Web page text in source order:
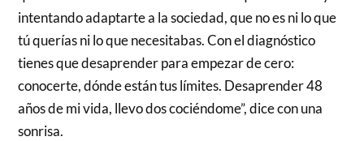
intentando adaptarte a la sociedad, que no es ni lo que
tú querías ni lo que necesitabas. Con el diagnóstico
tienes que desaprender para empezar de cero:
conocerte, dónde están tus límites. Desaprender 48
años de mi vida, llevo dos cociéndome”, dice con una
sonrisa.